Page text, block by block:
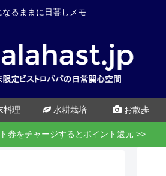
なるままに日暮しメモ
料理 水耕栽培 お散歩
券をチャージするとポイント還元 >>